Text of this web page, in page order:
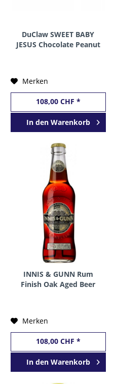
DuClaw SWEET BABY
JESUS Chocolate Peanut
Merken
108,00 CHF *
In den Warenkorb
INNIS & GUNN Rum
Finish Oak Aged Beer
Merken
108,00 CHF *
In den Warenkorb